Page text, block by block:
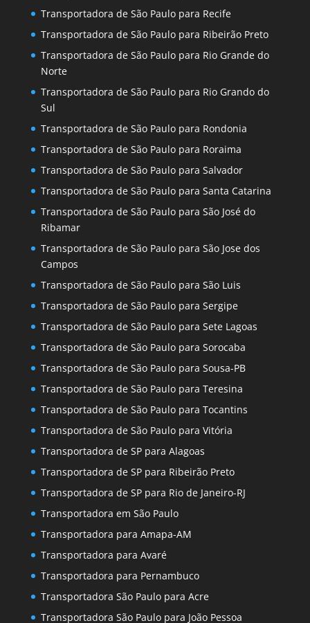
Transportadora de São Paulo para Recife
Transportadora de São Paulo para Ribeirão Preto
Transportadora de São Paulo para Rio Grande do
Norte
Transportadora de São Paulo para Rio Grando do
Sul
Transportadora de São Paulo para Rondonia
Transportadora de São Paulo para Roraima
Transportadora de São Paulo para Salvador
Transportadora de São Paulo para Santa Catarina
Transportadora de São Paulo para São José do
Ribamar
Transportadora de São Paulo para São Jose dos
Campos
Transportadora de São Paulo para São Luis
Transportadora de São Paulo para Sergipe
Transportadora de São Paulo para Sete Lagoas
Transportadora de São Paulo para Sorocaba
Transportadora de São Paulo para Sousa-PB
Transportadora de São Paulo para Teresina
Transportadora de São Paulo para Tocantins
Transportadora de São Paulo para Vitória
Transportadora de SP para Alagoas
Transportadora de SP para Ribeirão Preto
Transportadora de SP para Rio de Janeiro-RJ
Transportadora em São Paulo
Transportadora para Amapa-AM
Transportadora para Avaré
Transportadora para Pernambuco
Transportadora São Paulo para Acre
Transportadora São Paulo para João Pessoa